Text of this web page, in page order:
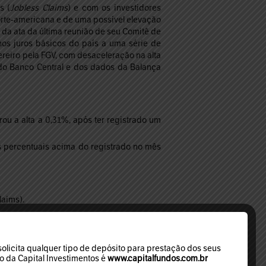
(Jobless Claims) e com os investidores
americana e de uma possível elevação
ata da última reunião de seu Comitê de
juros básicos do país a uma série de
pela FGV, com desaceleração na alta
Banco Central e dos dados da Balança
a alta a 0,31%, após ter registrado um
percentuais acima do registrado no mês
qualquer tipo de depósito para prestação dos seus
da Capital Investimentos éwww.capitalfundos.com.br